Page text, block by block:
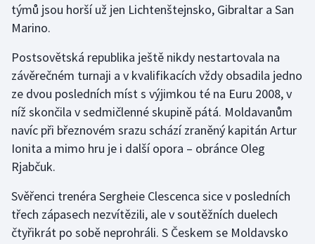
týmů jsou horší už jen Lichtenštejnsko, Gibraltar a San
Marino.
Postsovětská republika ještě nikdy nestartovala na
závěrečném turnaji a v kvalifikacích vždy obsadila jedno
ze dvou posledních míst s výjimkou té na Euru 2008, v
níž skončila v sedmičlenné skupině pátá. Moldavanům
navíc při březnovém srazu schází zraněný kapitán Artur
Ionita a mimo hru je i další opora – obránce Oleg
Rjabčuk.
Svěřenci trenéra Sergheie Clescenca sice v posledních
třech zápasech nezvítězili, ale v soutěžních duelech
čtyřikrát po sobě neprohráli. S Českem se Moldavsko